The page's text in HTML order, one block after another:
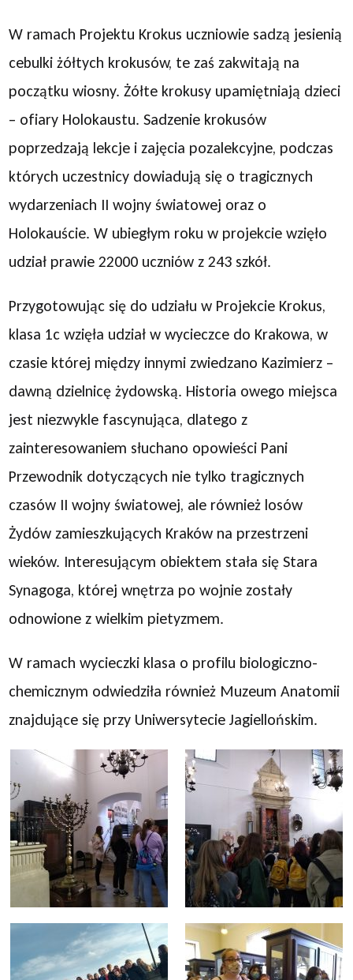
W ramach Projektu Krokus uczniowie sadzą jesienią
cebulki żółtych krokusów, te zaś zakwitają na
początku wiosny. Żółte krokusy upamiętniają dzieci
– ofiary Holokaustu. Sadzenie krokusów
poprzedzają lekcje i zajęcia pozalekcyjne, podczas
których uczestnicy dowiadują się o tragicznych
wydarzeniach II wojny światowej oraz o
Holokauście. W ubiegłym roku w projekcie wzięło
udział prawie 22000 uczniów z 243 szkół.
Przygotowując się do udziału w Projekcie Krokus,
klasa 1c wzięła udział w wycieczce do Krakowa, w
czasie której między innymi zwiedzano Kazimierz –
dawną dzielnicę żydowską. Historia owego miejsca
jest niezwykle fascynująca, dlatego z
zainteresowaniem słuchano opowieści Pani
Przewodnik dotyczących nie tylko tragicznych
czasów II wojny światowej, ale również losów
Żydów zamieszkujących Kraków na przestrzeni
wieków. Interesującym obiektem stała się Stara
Synagoga, której wnętrza po wojnie zostały
odnowione z wielkim pietyzmem.
W ramach wycieczki klasa o profilu biologiczno-
chemicznym odwiedziła również Muzeum Anatomii
znajdujące się przy Uniwersytecie Jagiellońskim.